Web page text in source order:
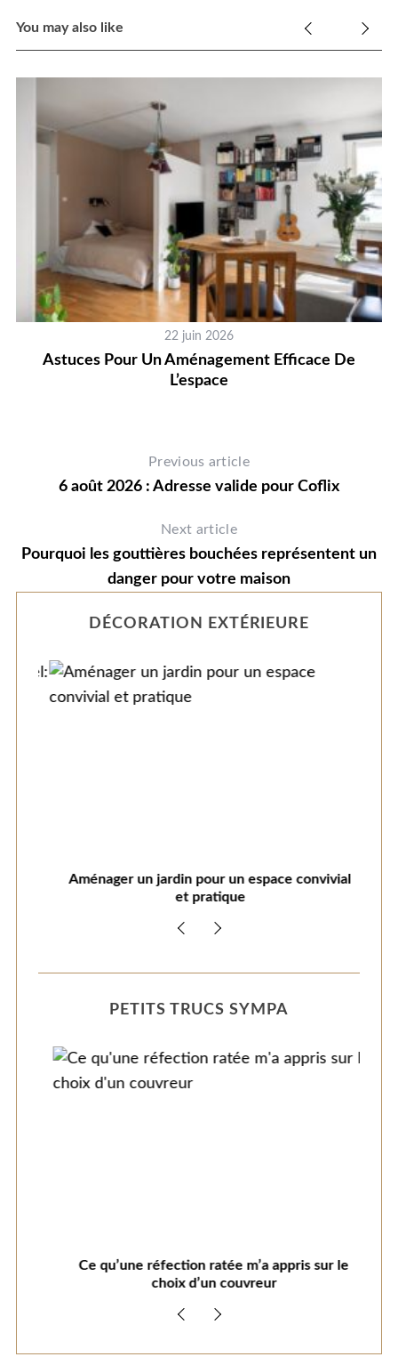
You may also like
22 juin 2026
Astuces Pour Un Aménagement Efficace De
L’espace
Previous article
6 août 2026 : Adresse valide pour Coflix
Next article
Pourquoi les gouttières bouchées représentent un
danger pour votre maison
DÉCORATION EXTÉRIEURE
Aménager un jardin pour un espace convivial
et pratique
PETITS TRUCS SYMPA
Ce qu’une réfection ratée m’a appris sur le
choix d’un couvreur